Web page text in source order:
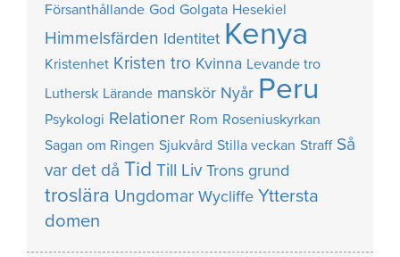
Försanthållande God Golgata Hesekiel
Himmelsfärden Identitet Kenya
Kristenhet Kristen tro Kvinna Levande tro
Luthersk Lärande manskör Nyår Peru
Psykologi Relationer Rom Roseniuskyrkan
Sagan om Ringen Sjukvård Stilla veckan Straff Så
var det då Tid Till Liv Trons grund
troslära Ungdomar Wycliffe Yttersta
domen